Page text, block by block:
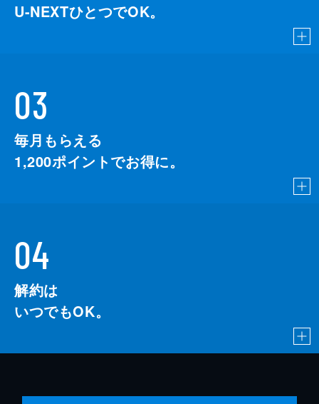
U-NEXTひとつでOK。
03
毎月もらえる
1,200ポイントでお得に。
04
解約は
いつでもOK。